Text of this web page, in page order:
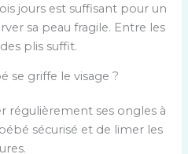
jours est suffisant pour un
sa peau fragile. Entre les
plis suffit.
se griffe le visage ?
régulièrement ses ongles à
sécurisé et de limer les